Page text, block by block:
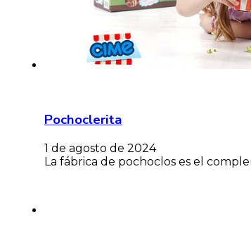
Pochoclerita
1 de agosto de 2024
La fábrica de pochoclos es el